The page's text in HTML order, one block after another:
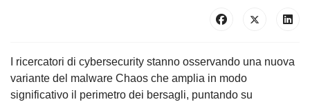
I ricercatori di cybersecurity stanno osservando una nuova
variante del malware Chaos che amplia in modo
significativo il perimetro dei bersagli, puntando su